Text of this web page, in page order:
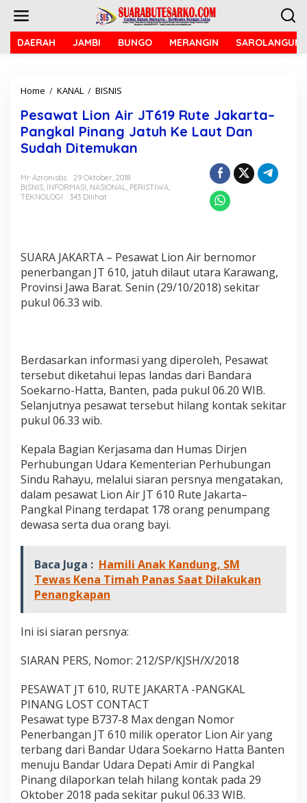
DAERAH JAMBI BUNGO MERANGIN SAROLANGUN
Home / KANAL / BISNIS
s
a
w
a
L
i
J
T
6
e
J
a
k
a
a
–
P
a
n
g
k
P
i
n
J
t
h
K
e
L
a
u
t
D
a
n
Pesawat Lion Air JT619 Rute Jakarta–
Pangkal Pinang Jatuh Ke Laut Dan
Sudah Ditemukan
Mr Azronisbs
29 Oktober, 2018
BISNIS, INFORMASI, NASIONAL, PERISTIWA,
TEKNOLOGI
343 Dilihat
SUARA JAKARTA – Pesawat Lion Air bernomor
penerbangan JT 610, jatuh dilaut utara Karawang,
Provinsi Jawa Barat. Senin (29/10/2018) sekitar
pukul 06.33 wib.
Berdasarkan informasi yang diperoleh, Pesawat
tersebut diketahui lepas landas dari Bandara
Soekarno-Hatta, Banten, pada pukul 06.20 WIB.
Selanjutnya pesawat tersebut hilang kontak sekitar
pukul 06.33 wib.
Kepala Bagian Kerjasama dan Humas Dirjen
Perhubungan Udara Kementerian Perhubungan
Sindu Rahayu, melalui siaran persnya mengatakan,
dalam pesawat Lion Air JT 610 Rute Jakarta–
Pangkal Pinang terdapat 178 orang penumpang
dewasa serta dua orang bayi.
Baca Juga : Hamili Anak Kandung, SM
Tewas Kena Timah Panas Saat Dilakukan
Penangkapan
Ini isi siaran persnya:
SIARAN PERS, Nomor: 212/SP/KJSH/X/2018
PESAWAT JT 610, RUTE JAKARTA -PANGKAL
PINANG LOST CONTACT
Pesawat type B737-8 Max dengan Nomor
Penerbangan JT 610 milik operator Lion Air yang
terbang dari Bandar Udara Soekarno Hatta Banten
menuju Bandar Udara Depati Amir di Pangkal
Pinang dilaporkan telah hilang kontak pada 29
Oktober 2018 pada sekitar pukul 06.33 WIB.